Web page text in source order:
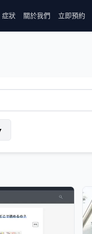
症狀 關於我們 立即預約